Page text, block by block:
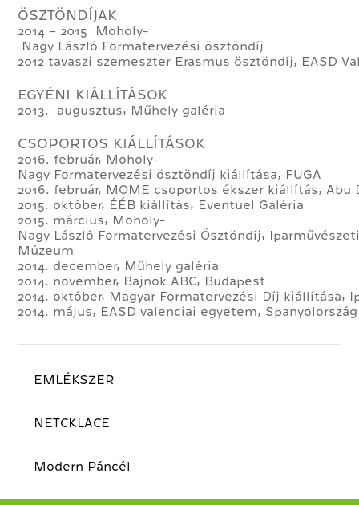
ÖSZTÖNDÍJAK
2014 – 2015 Moholy­
Nagy László Formatervezési ösztöndíj
2012 tavaszi szemeszter Erasmus ösztöndíj, EASD
EGYÉNI KIÁLLÍTÁSOK
2013. augusztus, Műhely galéria
CSOPORTOS KIÁLLÍTÁSOK
2016. február, Moholy­
Nagy Formatervezési ösztöndíj kiállítása, FUGA
2016. február, MOME csoportos ékszer kiállítás, Abu
2015. október, ÉÉB kiállítás, Eventuel Galéria
2015. március, Moholy­
Nagy László Formatervezési Ösztöndíj,
Múzeum
2014. december, Műhely galéria
2014. november, Bajnok ABC, Budapest
2014. október, Magyar Formatervezési Díj kiállítása,
2014. május, EASD valenciai egyetem, Spanyolország
EMLÉKSZER
NETCKLACE
Modern Páncél